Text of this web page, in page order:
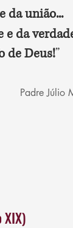
da união...
da
de Deus!”
Padre Júlio